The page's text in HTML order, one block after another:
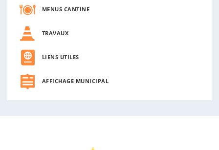
MENUS CANTINE
TRAVAUX
LIENS UTILES
AFFICHAGE MUNICIPAL